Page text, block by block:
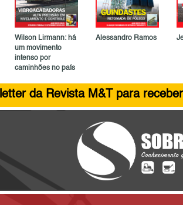
Wilson Lirmann: há
um movimento
intenso por
caminhões no país
Alessandro Ramos
da Revista M&T para